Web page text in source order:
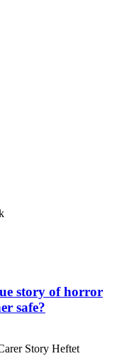
story of horror
safe?
Story Heftet